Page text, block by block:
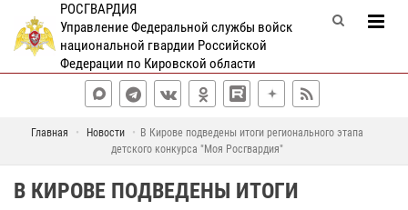
РОСГВАРДИЯ
Управление Федеральной службы войск
национальной гвардии Российской
Федерации по Кировской области
Главная Новости
В Кирове подведены итоги регионального этапа
детского конкурса "Моя Росгвардия"
В КИРОВЕ ПОДВЕДЕНЫ ИТОГИ